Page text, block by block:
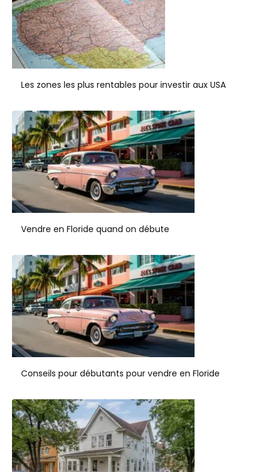
Les zones les plus rentables pour investir aux USA
Vendre en Floride quand on débute
Conseils pour débutants pour vendre en Floride